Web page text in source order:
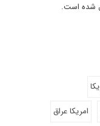
شده است.
امریکا عراق